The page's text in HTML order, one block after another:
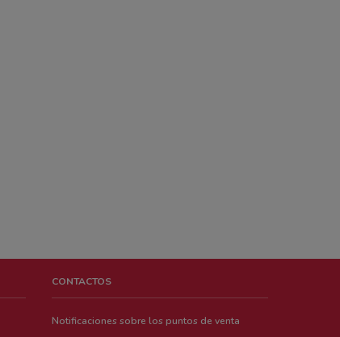
CONTACTOS
Notificaciones sobre los puntos de venta